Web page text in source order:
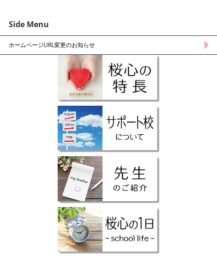
Side Menu
ホームページURL変更のお知らせ